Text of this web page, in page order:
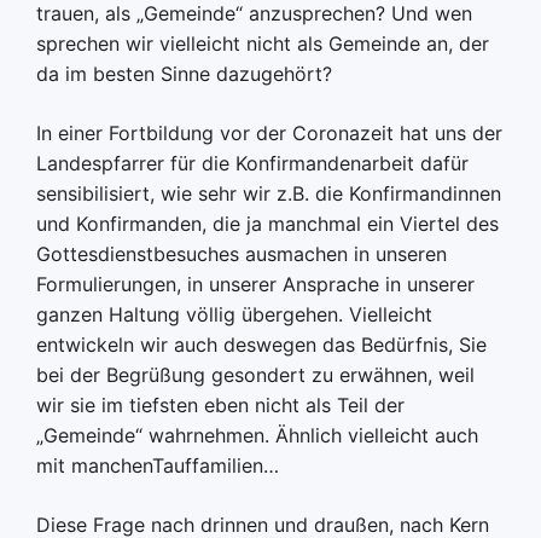
trauen, als „Gemeinde“ anzusprechen? Und wen
sprechen wir vielleicht nicht als Gemeinde an, der
da im besten Sinne dazugehört?
In einer Fortbildung vor der Coronazeit hat uns der
Landespfarrer für die Konfirmandenarbeit dafür
sensibilisiert, wie sehr wir z.B. die Konfirmandinnen
und Konfirmanden, die ja manchmal ein Viertel des
Gottesdienstbesuches ausmachen in unseren
Formulierungen, in unserer Ansprache in unserer
ganzen Haltung völlig übergehen. Vielleicht
entwickeln wir auch deswegen das Bedürfnis, Sie
bei der Begrüßung gesondert zu erwähnen, weil
wir sie im tiefsten eben nicht als Teil der
„Gemeinde“ wahrnehmen. Ähnlich vielleicht auch
mit manchenTauffamilien…
Diese Frage nach drinnen und draußen, nach Kern